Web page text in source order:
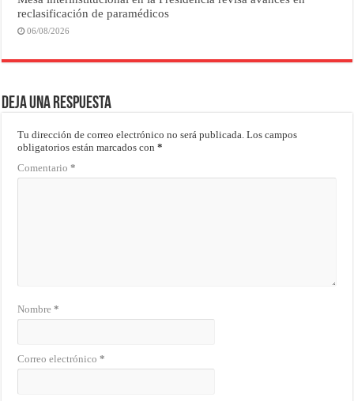
reclasificación de paramédicos
06/08/2026
Deja una respuesta
Tu dirección de correo electrónico no será publicada. Los campos
obligatorios están marcados con*
Comentario*
Nombre*
Correo electrónico*